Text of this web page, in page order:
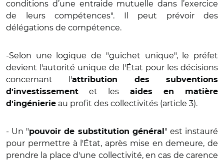
conditions d’une entraide mutuelle dans l’exercice
de leurs compétences". Il peut prévoir des
délégations de compétence.
-Selon une logique de "guichet unique", le préfet
devient l'autorité unique de l'État pour les décisions
concernant l'attribution des subventions
d'investissement et les
aides en matière
d'ingénierie au profit des collectivités (article 3).
- Un "pouvoir de substitution général " est instauré
pour permettre à l'État, après mise en demeure, de
prendre la place d'une collectivité, en cas de carence